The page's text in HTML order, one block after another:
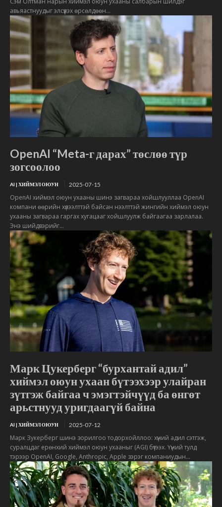
авьяастнуудыг элсүүлэх өрсөлдөөн...
OpenAI “Meta-г дарах” төслөө түр
зогсоолоо
AI | ХИЙМЭЛ ОЮУН 2025-07-15
OpenAI хиймэл оюун ухааны шинэ загвараа хойшлууллаа OpenAI
компани өөрийн хүлээлттэй байсан нээлттэй жингийн хиймэл оюун
ухааны загвараа гаргах хугацааг хойшлуулж байгаагаа зарлалаа.
Энэ шийдвэрийг...
Марк Цукерберг “бурхантай адил”
хиймэл оюун ухаан бүтээхээр улайран
зүтгэж байгаа ч эмэгтэйчүүд ба өнгөт
арьстнууд уригдаагүй байна
AI | ХИЙМЭЛ ОЮУН 2025-07-12
Марк Зукерберг шинэ зорилгоо тодорхойллоо: хүний адил сэтгэж,
суралцдаг ерөнхий хиймэл оюун ухааныг (AGI) бүтээх. Үүний тулд
тэрээр OpenAI, Google, Anthropic, Apple зэрэг компаниудын...